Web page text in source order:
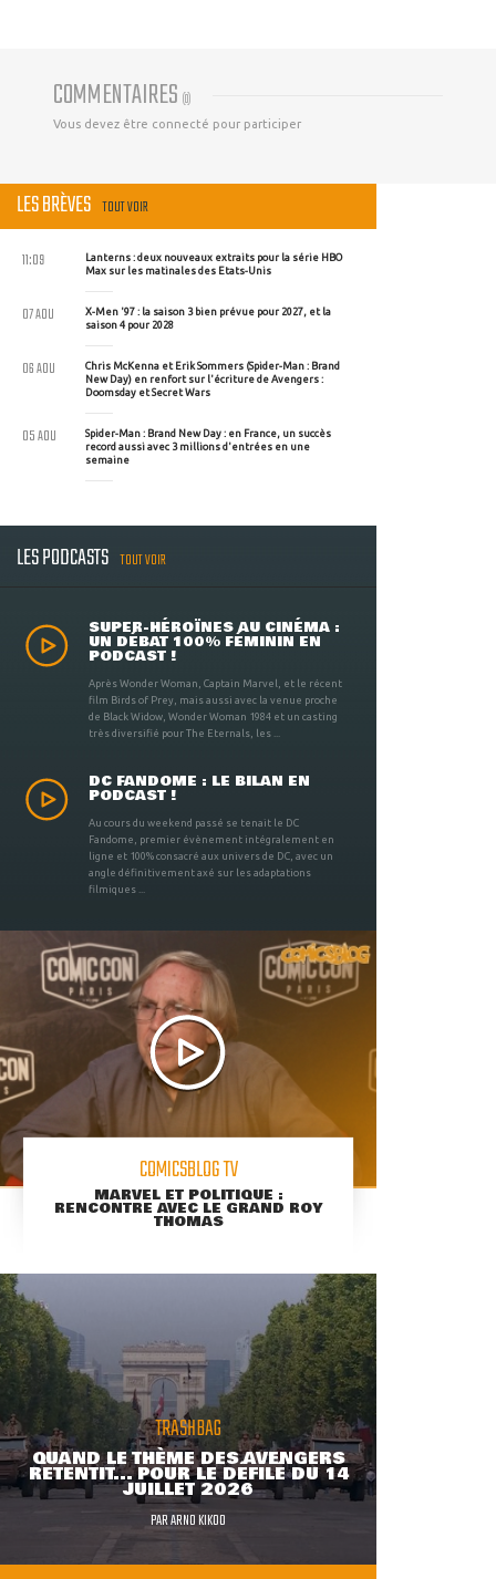
COMMENTAIRES (0)
Vous devez être connecté pour participer
LES BRÈVES TOUT VOIR
Lanterns : deux nouveaux extraits pour la série HBO
Max sur les matinales des Etats-Unis
11:09
X-Men '97 : la saison 3 bien prévue pour 2027, et la
saison 4 pour 2028
07 AOU
Chris McKenna et Erik Sommers (Spider-Man : Brand
New Day) en renfort sur l'écriture de Avengers :
Doomsday et Secret Wars
06 AOU
Spider-Man : Brand New Day : en France, un succès
record aussi avec 3 millions d'entrées en une
semaine
05 AOU
LES PODCASTS TOUT VOIR
SUPER-HÉROÏNES AU CINÉMA :
UN DÉBAT 100% FÉMININ EN
PODCAST !
Après Wonder Woman, Captain Marvel, et le récent
film Birds of Prey, mais aussi avec la venue proche
de Black Widow, Wonder Woman 1984 et un casting
très diversifié pour The Eternals, les ...
DC FANDOME : LE BILAN EN
PODCAST !
Au cours du weekend passé se tenait le DC
Fandome, premier évènement intégralement en
ligne et 100% consacré aux univers de DC, avec un
angle définitivement axé sur les adaptations
filmiques ...
COMICSBLOG TV
MARVEL ET POLITIQUE :
RENCONTRE AVEC LE GRAND ROY
THOMAS
TRASHBAG
QUAND LE THÈME DES AVENGERS
RETENTIT... POUR LE DÉFILÉ DU 14
JUILLET 2026
PARARNO KIKOO